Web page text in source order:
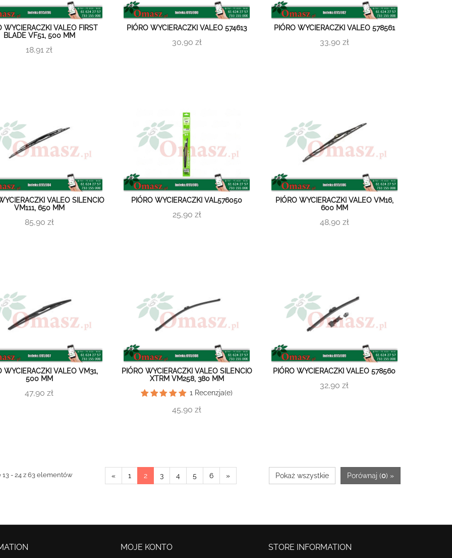
WYCIERACZKI VALEO FIRST
BLADE VF51, 500 MM
18,91 zł
PIÓRO WYCIERACZKI VALEO 574613
30,90 zł
PIÓRO WYCIERACZKI VALEO 578561
33,90 zł
VALEO SILENCIO
VM111, 650 MM
85,90 zł
PIÓRO WYCIERACZKI VAL576050
25,90 zł
PIÓRO WYCIERACZKI VALEO VM16,
600 MM
48,90 zł
WYCIERACZKI VALEO VM31,
500 MM
47,90 zł
PIÓRO WYCIERACZKI VALEO SILENCIO
XTRM VM258, 380 MM
1 Recenzja(e)
45,90 zł
PIÓRO WYCIERACZKI VALEO 578560
32,90 zł
Porównaj (0) »
« 1 2 3 4 5 6 » Pokaż wszystkie
13 - 24 z 63 elementów
MOJE KONTO STORE INFORMATION